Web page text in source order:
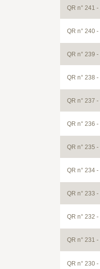
QR n° 241 -
QR n° 240 -
QR n° 239 -
QR n° 238 -
QR n° 237 -
QR n° 236 -
QR n° 235 -
QR n° 234 -
QR n° 233 -
QR n° 232 -
QR n° 231 -
QR n° 230 -